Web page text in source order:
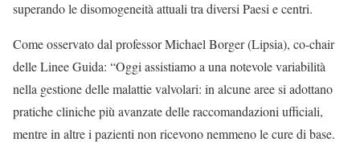
superando le disomogeneità attuali tra diversi Paesi e centri.
Come osservato dal professor Michael Borger (Lipsia), co-chair
delle Linee Guida: “Oggi assistiamo a una notevole variabilità
nella gestione delle malattie valvolari: in alcune aree si adottano
pratiche cliniche più avanzate delle raccomandazioni ufficiali,
mentre in altre i pazienti non ricevono nemmeno le cure di base.